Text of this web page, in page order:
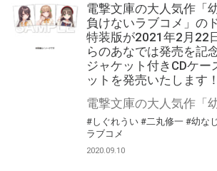
電撃文庫の大人気作「
負けないラブコメ」の
特装版が2021年2月22
らのあなでは発売を記
ジャケット付きCDケー
ットを発売いたします！
#しぐれうい #二丸修一 #幼な
ラブコメ
2020.09.10